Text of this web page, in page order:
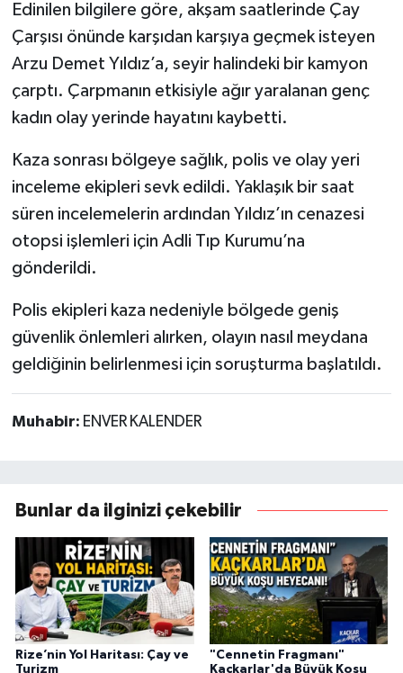
Edinilen bilgilere göre, akşam saatlerinde Çay
Çarşısı önünde karşıdan karşıya geçmek isteyen
Arzu Demet Yıldız’a, seyir halindeki bir kamyon
çarptı. Çarpmanın etkisiyle ağır yaralanan genç
kadın olay yerinde hayatını kaybetti.
Kaza sonrası bölgeye sağlık, polis ve olay yeri
inceleme ekipleri sevk edildi. Yaklaşık bir saat
süren incelemelerin ardından Yıldız’ın cenazesi
otopsi işlemleri için Adli Tıp Kurumu’na
gönderildi.
Polis ekipleri kaza nedeniyle bölgede geniş
güvenlik önlemleri alırken, olayın nasıl meydana
geldiğinin belirlenmesi için soruşturma başlatıldı.
Muhabir: ENVER KALENDER
Bunlar da ilginizi çekebilir
Rize’nin Yol Haritası: Çay ve
Turizm
"Cennetin Fragmanı"
Kaçkarlar'da Büyük Koşu